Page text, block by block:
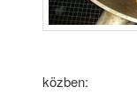
közben: